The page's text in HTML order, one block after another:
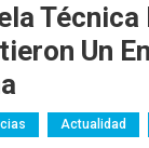
Un
Actualidad